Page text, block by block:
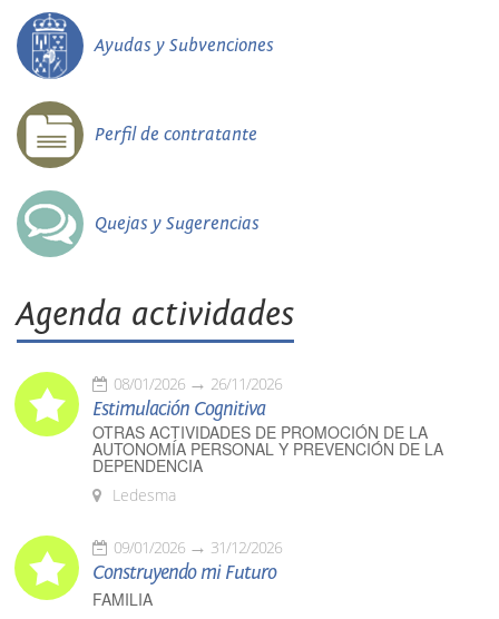
Ayudas y Subvenciones
Perfil de contratante
Quejas y Sugerencias
Agenda actividades
08/01/2026 26/11/2026
Estimulación Cognitiva
OTRAS ACTIVIDADES DE PROMOCIÓN DE LA
AUTONOMÍA PERSONAL Y PREVENCIÓN DE LA
DEPENDENCIA
Ledesma
09/01/2026 31/12/2026
Construyendo mi Futuro
FAMILIA